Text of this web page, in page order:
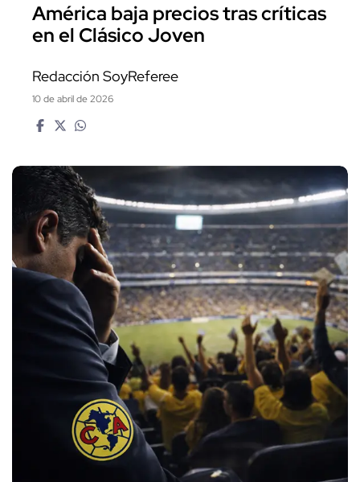
América baja precios tras críticas
en el Clásico Joven
Redacción SoyReferee
10 de abril de 2026